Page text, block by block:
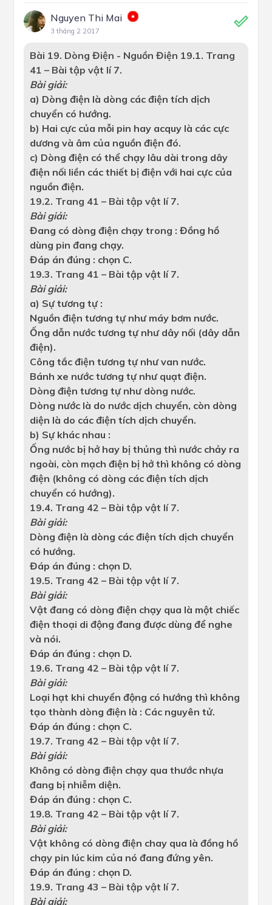
Nguyen Thi Mai
3 tháng 2 2017
Bài 19. Dòng Điện - Nguồn Điện 19.1. Trang
41 – Bài tập vật lí 7.
Bài giải:
a) Dòng điện là dòng các điện tích dịch
chuyển có hướng.
b) Hai cực của mỗi pin hay acquy là các cực
dương và âm của nguồn điện đó.
c) Dòng điện có thể chạy lâu dài trong dây
điện nối liền các thiết bị điện với hai cực của
nguồn điện.
19.2. Trang 41 – Bài tập vật lí 7.
Bài giải:
Đang có dòng điện chạy trong : Đồng hồ
dùng pin đang chạy.
Đáp án đúng : chọn C.
19.3. Trang 41 – Bài tập vật lí 7.
Bài giải:
a) Sự tương tự :
Nguồn điện tương tự như máy bơm nước.
Ống dẫn nước tương tự như dây nối (dây dẫn
điện).
Công tắc điện tương tự như van nước.
Bánh xe nước tương tự như quạt điện.
Dòng điện tương tự như dòng nước.
Dòng nước là do nước dịch chuyển, còn dòng
diện là do các điện tích dịch chuyển.
b) Sự khác nhau :
Ống nước bị hở hay bị thủng thì nước chảy ra
ngoài, còn mạch điện bị hở thì không có dòng
điện (không có dòng các điện tích dịch
chuyển có hướng).
19.4. Trang 42 – Bài tập vật lí 7.
Bài giải:
Dòng điện là dòng các điện tích dịch chuyển
có hướng.
Đáp án đúng : chọn D.
19.5. Trang 42 – Bài tập vật lí 7.
Bài giải:
Vật đang có dòng điện chạy qua là một chiếc
điện thoại di động đang được dùng để nghe
và nói.
Đáp án đúng : chọn D.
19.6. Trang 42 – Bài tập vật lí 7.
Bài giải:
Loại hạt khi chuyển động có hướng thì không
tạo thành dòng điện là : Các nguyên tử.
Đáp án đúng : chọn C.
19.7. Trang 42 – Bài tập vật lí 7.
Bài giải:
Không có dòng điện chạy qua thước nhựa
đang bị nhiễm diện.
Đáp án đúng : chọn C.
19.8. Trang 42 – Bài tập vật lí 7.
Bài giải:
Vật không có dòng điện chay qua là đồng hồ
chạy pin lúc kim của nó đang đứng yên.
Đáp án đúng : chọn D.
19.9. Trang 43 – Bài tập vật lí 7.
Bài giải: